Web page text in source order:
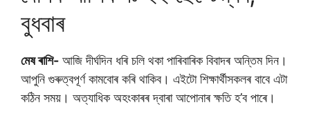
বুধবাৰ
মেষ ৰাশি- আজি দীৰ্ঘদিন ধৰি চলি থকা পাৰিবাৰিক বিবাদৰ অন্তিম দিন।
আপুনি গুৰুত্বপূৰ্ণ কামবোৰ কৰি থাকিব। এইটো শিক্ষাৰ্থীসকলৰ বাবে এটা
কঠিন সময়। অত্যাধিক অহংকাৰৰ দ্বাৰা আপোনাৰ ক্ষতি হ’ব পাৰে।